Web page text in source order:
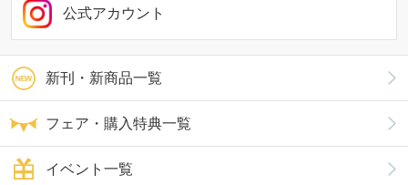
新刊・新商品一覧
フェア・購入特典一覧
イベント一覧
公式アカウント